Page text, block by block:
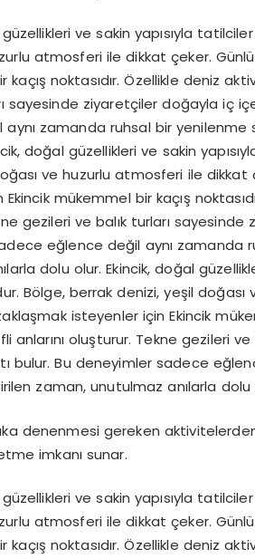
güzellikleri ve sakin yapısıyla
atmosferi ile dikkat çeker.
kaçış noktasıdır. Özellikle deniz
sayesinde ziyaretçiler doğayla iç
zamanda ruhsal bir yenilenme
doğal güzellikleri ve sakin
ve huzurlu atmosferi ile
mükemmel bir kaçış
gezileri ve balık turları
eğlence değil aynı zamanda
dolu olur. Ekincik, doğal
Bölge, berrak denizi, yeşil
isteyenler için Ekincik
anlarını oluşturur. Tekne gezileri
bulur. Bu deneyimler sadece
zaman, unutulmaz anılarla dolu
denenmesi gereken
imkanı sunar.
güzellikleri ve sakin yapısıyla
atmosferi ile dikkat çeker.
kaçış noktasıdır. Özellikle deniz